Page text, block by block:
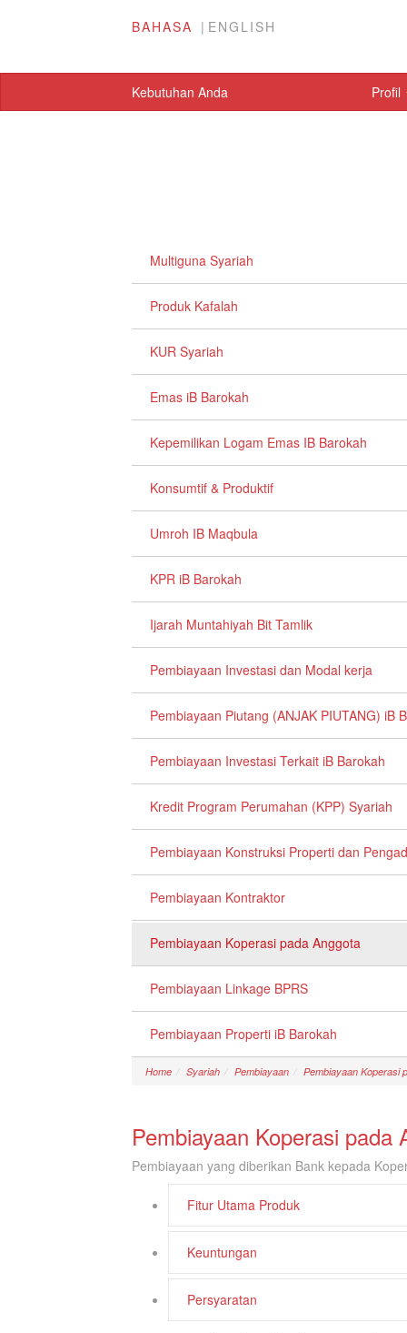
BAHASA ENGLISH
Kebutuhan Anda Profil
Multiguna Syariah
Produk Kafalah
KUR Syariah
Emas iB Barokah
Kepemilikan Logam Emas IB Barokah
Konsumtif & Produktif
Umroh IB Maqbula
KPR iB Barokah
Ijarah Muntahiyah Bit Tamlik
Pembiayaan Investasi dan Modal kerja
Pembiayaan Piutang (ANJAK PIUTANG) iB
Pembiayaan Investasi Terkait iB Barokah
Kredit Program Perumahan (KPP) Syariah
Pembiayaan Konstruksi Properti dan
Pembiayaan Kontraktor
Pembiayaan Koperasi pada Anggota
Pembiayaan Linkage BPRS
Pembiayaan Properti iB Barokah
Home Syariah Pembiayaan Pembiayaan Koperasi
Pembiayaan Koperasi pada
Pembiayaan yang diberikan Bank kepada
Fitur Utama Produk
Keuntungan
Persyaratan